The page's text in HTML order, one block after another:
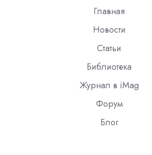
Главная
Новости
Статьи
Библиотека
Журнал в iMag
Форум
Блог